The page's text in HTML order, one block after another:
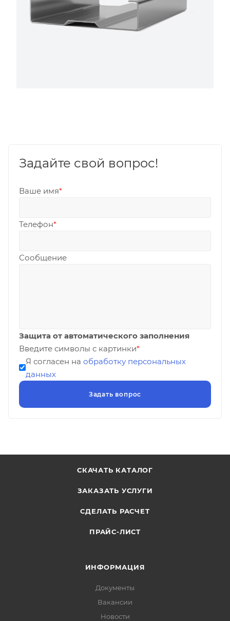
Задайте свой вопрос!
Ваше имя*
Телефон*
Сообщение
Защита от автоматического заполнения
Введите символы с картинки*
Я согласен на обработку персональных
данных
СКАЧАТЬ КАТАЛОГ
ЗАКАЗАТЬ УСЛУГИ
СДЕЛАТЬ РАСЧЕТ
ПРАЙС-ЛИСТ
ИНФОРМАЦИЯ
Документы
Вакансии
Новости